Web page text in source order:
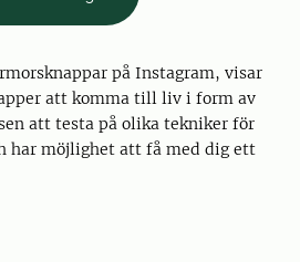
på Instagram, visar
att komma till liv i form av
att testa på olika tekniker för
har möjlighet att få med dig ett